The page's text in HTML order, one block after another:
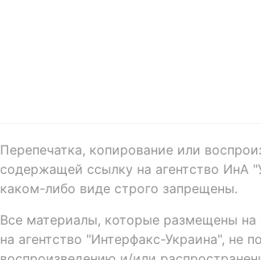
Перепечатка, копирование или
содержащей ссылку на агентство ИнА
каком-либо виде строго запрещены.
Все материалы, которые размещены на
на агентство "Интерфакс-Украина", не